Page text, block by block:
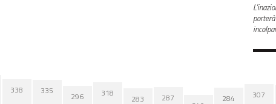
338 335
296 318 283 287 284 307